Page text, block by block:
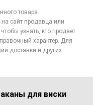
товара.
сайт продавца или
чтобы узнать, кто продает
характер. Для
доставки и других
для виски